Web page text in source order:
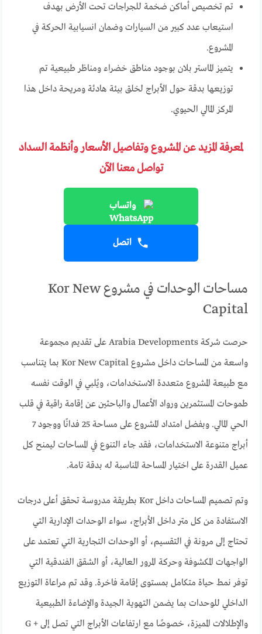
تم تخصيص أماكن ضخمة للجراجات تحت الأرض بهدف
استيعاب عدد كبير من السيارات وضمان انسيابية الحركة في
المشروع.
يتميز الماستر بلان بوجود مناطق خضراء ومناظر طبيعية تم
توزيعها بدقة حول الأبراج لخلق بيئة هادئة ومريحة داخل هذا
المركز المالي الحيوي.
لمعرفة المزيد عن المشروع وتفاصيل الأسعار وأنظمة السداد
تواصل معنا الآن
واتساب
اتصل
مساحات الوحدات في مشروع Kor New
Capital
حرصت شركة Arabia Developments على تقديم مجموعة
واسعة من المساحات داخل مشروع Kor New Capital بما يتناسب
مع طبيعة المشروع متعددة الاستخدامات، ويُلبي في الوقت نفسه
طموحات المستثمرين ورواد الأعمال والباحثين عن إقامة راقية في قلب
الحي المالي. وبفضل امتداد المشروع على مساحة 25 فدانًا ووجود 7
أبراج متنوعة الاستخدامات، فقد جاء التنوع في المساحات ليمنح كل
عميل القدرة على اختيار المساحة المناسبة له بدقة تامة.
وتم تصميم المساحات داخل Kor بطريقة مدروسة تحقق أعلى درجات
الاستفادة من كل متر داخل الأبراج، سواء الوحدات الإدارية التي
تحتاج إلى مرونة في التقسيم، أو الوحدات التجارية التي تعتمد على
الواجهات المكشوفة وحركة المرور العالية، أو الشقق الفندقية التي
توفر نمط حياة متكامل بمستوى إقامة فاخرة. وقد تم مراعاة التوزيع
الداخلي للوحدات بما يضمن التهوية الجيدة والإضاءة الطبيعية
والإطلالات المميزة، خصوصًا مع ارتفاعات الأبراج التي تصل إلى G +